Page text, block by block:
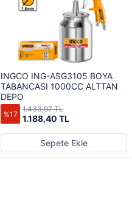
INGCO ING-ASG3105 BOYA
TABANCASI 1000CC ALTTAN
DEPO
%17 1.188,40 TL
1.433,97 TL
Sepete Ekle